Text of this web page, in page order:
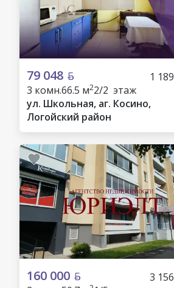
79 048 1 189
3 комн.66.5 м22/2 этаж
ул. Школьная, аг. Косино,
Логойский район
160 000 3 156